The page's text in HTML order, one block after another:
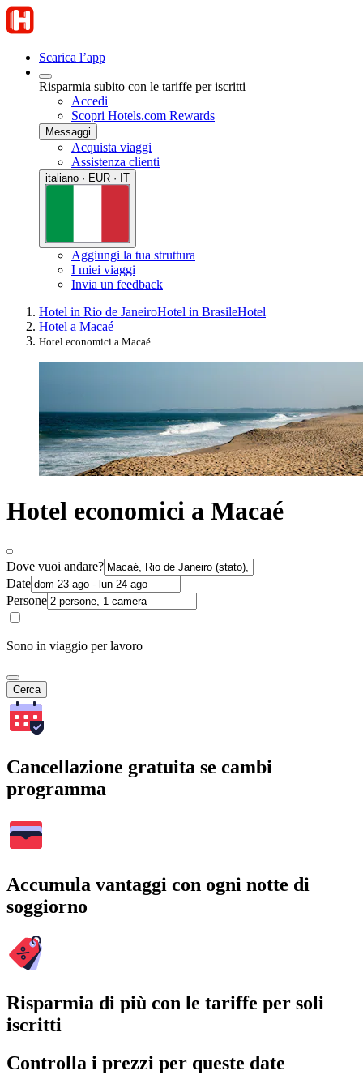
Scarica l’app
Risparmia subito con le tariffe per iscritti
Accedi
Scopri Hotels.com Rewards
Messaggi
Acquista viaggi
Assistenza clienti
italiano · EUR · IT
Aggiungi la tua struttura
I miei viaggi
Invia un feedback
Hotel in Rio de JaneiroHotel in BrasileHotel
Hotel a Macaé
Hotel economici a Macaé
Hotel economici a Macaé
Dove vuoi andare?
Date
Persone
Sono in viaggio per lavoro
Cerca
Cancellazione gratuita se cambi
programma
Accumula vantaggi con ogni notte di
soggiorno
Risparmia di più con le tariffe per soli
iscritti
Controlla i prezzi per queste date